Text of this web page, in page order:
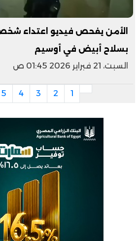
الأمن يفحص فيديو اعتداء
بسلاح أبيض في أوسيم
السبت، 21 فبراير 2026 01:45 ص
1
2
3
4
5